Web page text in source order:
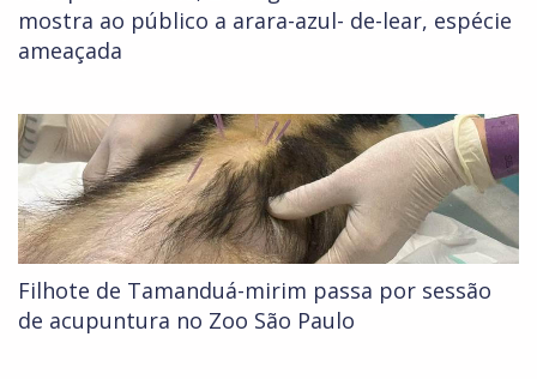
mostra ao público a arara-azul- de-lear, espécie
ameaçada
Filhote de Tamanduá-mirim passa por sessão
de acupuntura no Zoo São Paulo